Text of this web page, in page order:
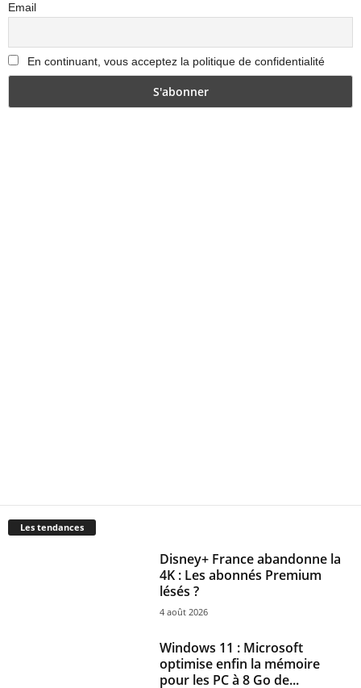
Email
En continuant, vous acceptez la politique de confidentialité
Les tendances
Disney+ France abandonne la
4K : Les abonnés Premium
lésés ?
4 août 2026
Windows 11 : Microsoft
optimise enfin la mémoire
pour les PC à 8 Go de...